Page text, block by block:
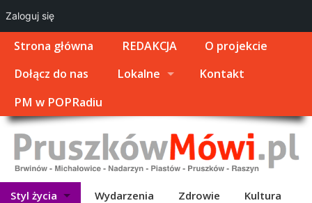
Strona główna REDAKCJA
O projekcie
Dołącz do nas
Lokalne
Kontakt
PM w POPRadiu
Styl życia Wydarzenia Zdrowie Kultura
Zaloguj się